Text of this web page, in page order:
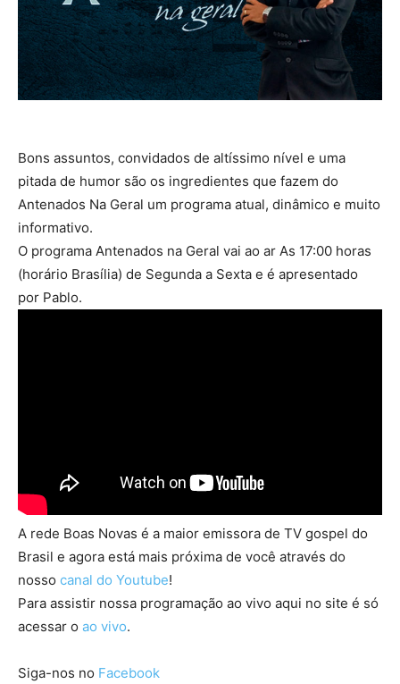
Bons assuntos, convidados de altíssimo nível e uma
pitada de humor são os ingredientes que fazem do
Antenados Na Geral um programa atual, dinâmico e muito
informativo.
O programa Antenados na Geral vai ao ar As 17:00 horas
(horário Brasília) de Segunda a Sexta e é apresentado
por Pablo.
A rede Boas Novas é a maior emissora de TV gospel do
Brasil e agora está mais próxima de você através do
nosso canal do Youtube!
Para assistir nossa programação ao vivo aqui no site é só
acessar o ao vivo.
Siga-nos no Facebook